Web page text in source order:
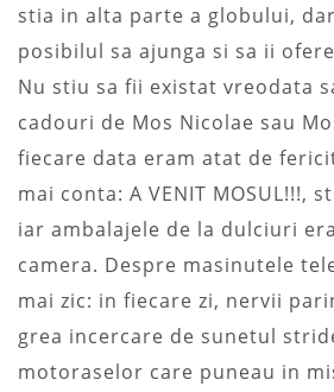
stia in alta parte a globului,
posibilul sa ajunga si sa ii
Nu stiu sa fii existat vreodata
cadouri de Mos Nicolae sau
fiecare data eram atat de
mai conta: A VENIT MOSUL!!!,
iar ambalajele de la dulciuri
camera. Despre masinutele
mai zic: in fiecare zi, nervii
grea incercare de sunetul
motoraselor care puneau in